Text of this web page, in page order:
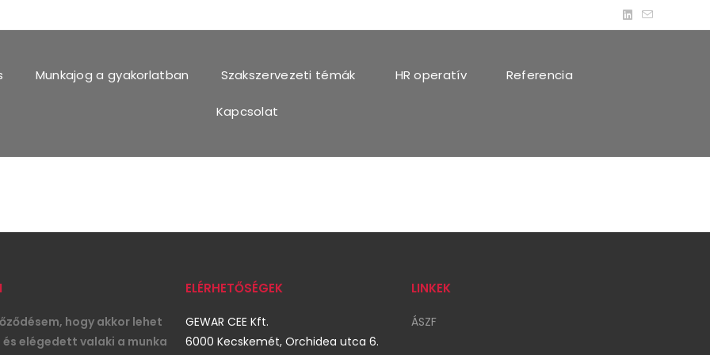
Munkajog a gyakorlatban Szakszervezeti témák HR operatív Referencia
Kapcsolat
hogy akkor lehet
és elégedett valaki a munka
ELÉRHETŐSÉGEK
GEWAR CEE Kft.
6000 Kecskemét, Orchidea utca 6.
LINKEK
ÁSZF